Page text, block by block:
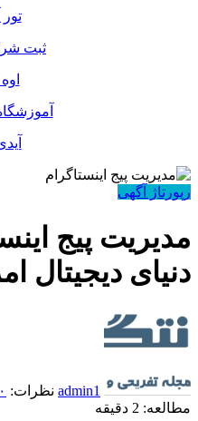
تور
ثبت
رپورتاژ آگهی
مدیریت پیج
دنیای دیجیتال
admin1 نظرات: ۰
مطالعه: 2 دقیقه